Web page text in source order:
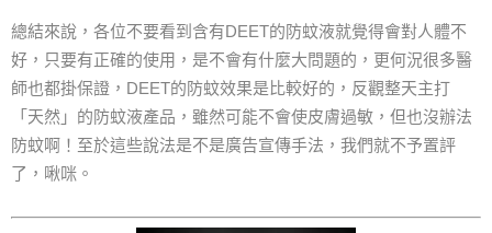
總結來說，各位不要看到含有DEET的防蚊液就覺得會對人體不
好，只要有正確的使用，是不會有什麼大問題的，更何況很多醫
師也都掛保證，DEET的防蚊效果是比較好的，反觀整天主打
「天然」的防蚊液產品，雖然可能不會使皮膚過敏，但也沒辦法
防蚊啊！至於這些說法是不是廣告宣傳手法，我們就不予置評
了，啾咪。